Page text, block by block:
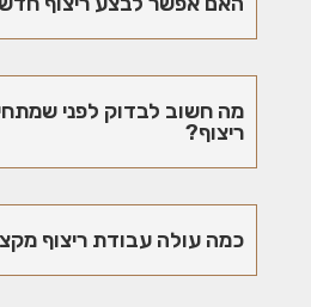
מה חשוב לבדוק לפני
ריצוף?
כמה עולה עבודת ריצוף